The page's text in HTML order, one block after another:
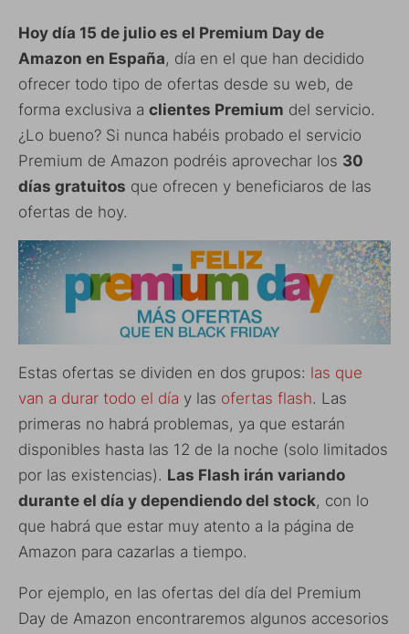
Hoy día 15 de julio es el Premium Day de
Amazon en España, día en el que han decidido
ofrecer todo tipo de ofertas desde su web, de
forma exclusiva a clientes Premium del servicio.
¿Lo bueno? Si nunca habéis probado el servicio
Premium de Amazon podréis aprovechar los 30
días gratuitos que ofrecen y beneficiaros de las
ofertas de hoy.
Estas ofertas se dividen en dos grupos: las que
van a durar todo el día y las ofertas flash. Las
primeras no habrá problemas, ya que estarán
disponibles hasta las 12 de la noche (solo limitados
por las existencias). Las Flash irán variando
durante el día y dependiendo del stock, con lo
que habrá que estar muy atento a la página de
Amazon para cazarlas a tiempo.
Por ejemplo, en las ofertas del día del Premium
Day de Amazon encontraremos algunos accesorios